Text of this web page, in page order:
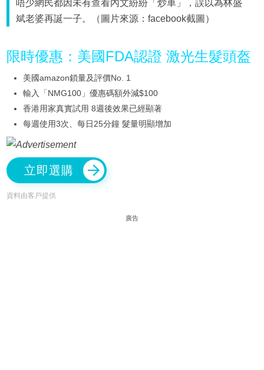
唔少網民都因未有查看內文紛紛「炒車」，誤以為林盛
斌老婆再誕一子。（圖片來源：facebook截圖）
限時優惠：美國FDA認證 激光生髮頭盔
美國amazon鎖量及評價No. 1
輸入「NMG100」優惠碼額外減$100
香港用家真實試用 8週後效果已經顯著
每週使用3次、每日25分鐘 髮量明顯增加
立即選購
資料由客戶提供
廣告